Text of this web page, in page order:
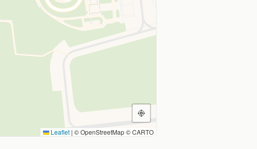
Leaflet | © OpenStreetMap © CARTO